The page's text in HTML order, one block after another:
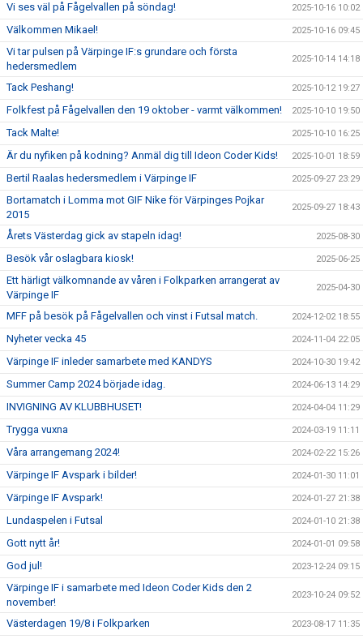
Vi ses väl på Fågelvallen på söndag! 2025-10-16 10:02
Välkommen Mikael! 2025-10-16 09:45
Vi tar pulsen på Värpinge IF:s grundare och första
hedersmedlem
2025-10-14 14:18
Tack Peshang! 2025-10-12 19:27
Folkfest på Fågelvallen den 19 oktober - varmt välkommen! 2025-10-10 19:50
Tack Malte! 2025-10-10 16:25
Är du nyfiken på kodning? Anmäl dig till Ideon Coder Kids! 2025-10-01 18:59
Bertil Raalas hedersmedlem i Värpinge IF 2025-09-27 23:29
Bortamatch i Lomma mot GIF Nike för Värpinges Pojkar
2015
2025-09-27 18:43
Årets Västerdag gick av stapeln idag! 2025-08-30
Besök vår oslagbara kiosk! 2025-06-25
Ett härligt välkomnande av våren i Folkparken arrangerat av
Värpinge IF
2025-04-30
MFF på besök på Fågelvallen och vinst i Futsal match. 2024-12-02 18:55
Nyheter vecka 45 2024-11-04 22:05
Värpinge IF inleder samarbete med KANDYS 2024-10-30 19:42
Summer Camp 2024 började idag. 2024-06-13 14:29
INVIGNING AV KLUBBHUSET! 2024-04-04 11:29
Trygga vuxna 2024-03-19 11:11
Våra arrangemang 2024! 2024-02-22 15:26
Värpinge IF Avspark i bilder! 2024-01-30 11:01
Värpinge IF Avspark! 2024-01-27 21:38
Lundaspelen i Futsal 2024-01-10 21:38
Gott nytt år! 2024-01-01 09:58
God jul! 2023-12-24 09:15
Värpinge IF i samarbete med Ideon Coder Kids den 2
november!
2023-10-24 09:52
Västerdagen 19/8 i Folkparken 2023-08-17 11:35